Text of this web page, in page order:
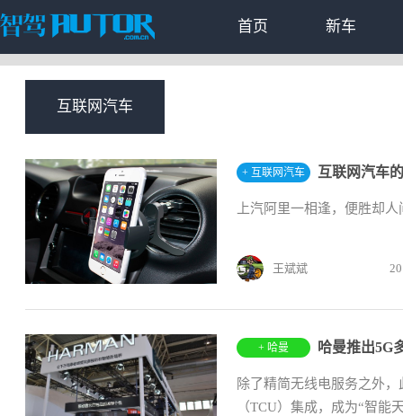
首页 新车
互联网汽车
+ 互联网汽车
上汽阿里一相逢，便胜却
王斌斌
+ 哈曼 哈曼推出5G
除了精简无线电服务之外
（TCU）集成，成为“智能